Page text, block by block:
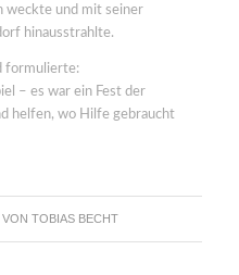
weckte und mit seiner
hinausstrahlte.
formulierte:
– es war ein Fest der
helfen, wo Hilfe gebraucht
VONTOBIAS BECHT